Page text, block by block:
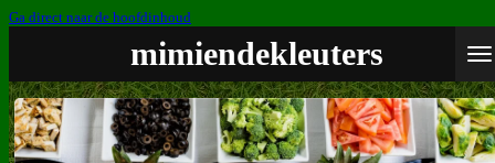
Ga direct naar de hoofdinhoud
mimiendekleuters